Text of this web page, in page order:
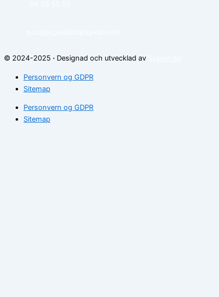
© 2024-2025 · Designad och utvecklad av
Personvern og GDPR
Sitemap
Personvern og GDPR
Sitemap